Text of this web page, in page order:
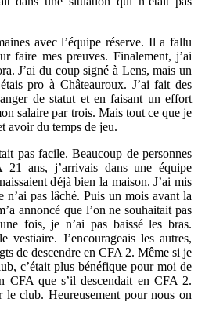
avec l’équipe réserve. Il a fallu
faire mes preuves. Finalement, j’ai
J’ai du coup signé à Lens, mais un
pro à Châteauroux. J’ai fait des
de statut et en faisant un effort
salaire par trois. Mais tout ce que je
avoir du temps de jeu.
pas facile. Beaucoup de personnes
ans, j’arrivais dans une équipe
déjà bien la maison. J’ai mis
n’ai pas lâché. Puis un mois avant la
annoncé que l’on ne souhaitait pas
fois, je n’ai pas baissé les bras.
vestiaire. J’encourageais les autres,
de descendre en CFA 2. Même si je
c’était plus bénéfique pour moi de
CFA que s’il descendait en CFA 2.
club. Heureusement pour nous on